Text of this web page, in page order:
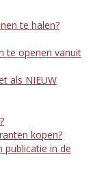
te halen?
te openen vanuit
als NIEUW
kopen?
publicatie in de